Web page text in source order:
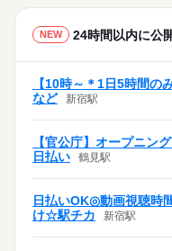
NEW 24時間以内に公
【10時～＊1日5時間の
など
新宿駅
【官公庁】オープニン
日払い
鶴見駅
日払いOK◎動画視聴時
け☆駅チカ
新宿駅